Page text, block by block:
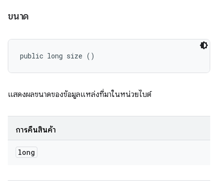
ขนาด
public long size ()
แสดงผลขนาดของข้อมูลแหล่งที่มาในหน่วยไบต์
การคืนสินค้า
long